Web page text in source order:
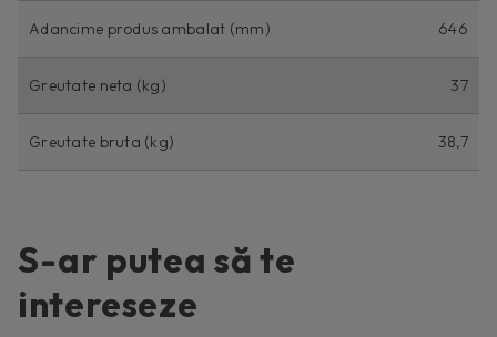
Adancime produs ambalat (mm) 646
Greutate neta (kg) 37
Greutate bruta (kg) 38,7
S-ar putea să te
intereseze